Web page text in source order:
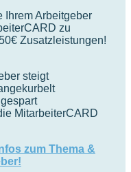
Ihrem Arbeitgeber
zu
Zusatzleistungen!
steigt
MitarbeiterCARD
zum Thema &